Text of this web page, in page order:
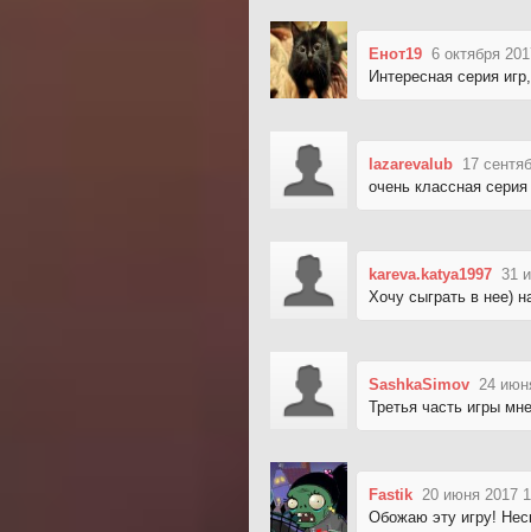
Енот19 6 октября
Интересная серия
lazarevalub 17
очень классная серия
kareva.katya1997 31
Хочу сыграть в нее)
SashkaSimov 24
Третья часть игры
Fastik 20 июня 2017
Обожаю эту игру!